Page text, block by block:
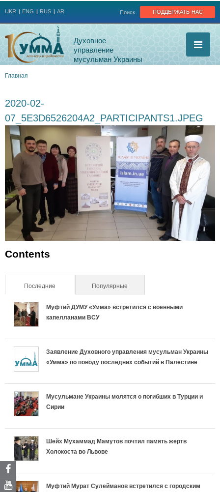
поддержать нас
Поиск
UKR ENG RUS AR
Духовное
управление
мусульман Украины
Главная
2020-02-
07_5E3D6526204A2_PARTICIPANTS1.JPEG
Contents
Последние (активная вкладка)Популярные
Муфтий ДУМУ «Умма» встретился с военными
капелланами ВСУ
Заявление Духовного управления мусульман Украины
«Умма» по поводу последних событий в Палестине
Мусульмане Украины молятся о погибших в Турции и
Сирии
Шейх Мухаммад Мамутов почтил память жертв
Холокоста во Львове
Муфтий Мурат Сулейманов встретился с городским